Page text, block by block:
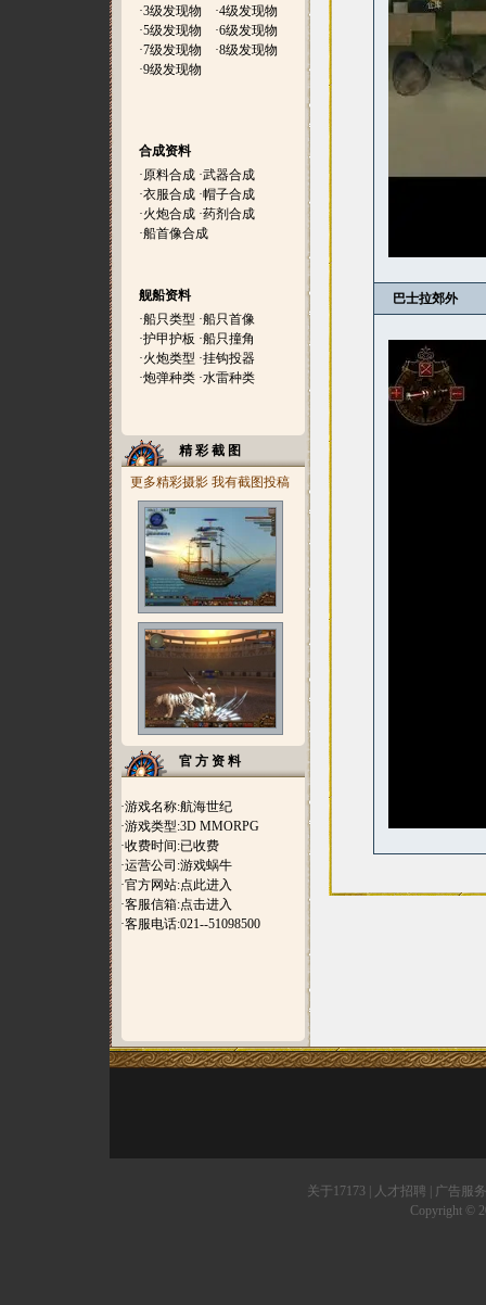
·3级发现物 ·4级发现物
·5级发现物 ·6级发现物
·7级发现物 ·8级发现物
·9级发现物
合成资料
·原料合成 ·武器合成
·衣服合成 ·帽子合成
·火炮合成 ·药剂合成
·船首像合成
舰船资料
·船只类型 ·船只首像
·护甲护板 ·船只撞角
·火炮类型 ·挂钩投器
·炮弹种类 ·水雷种类
精 彩 截 图
更多精彩摄影 我有截图投稿
官 方 资 料
·游戏名称:航海世纪
·游戏类型:3D MMORPG
·收费时间:已收费
·运营公司:游戏蜗牛
·官方网站:点此进入
·客服信箱:点击进入
·客服电话:021--51098500
巴士拉郊外
关于17173 人才招聘
广告服务
Copyright ©